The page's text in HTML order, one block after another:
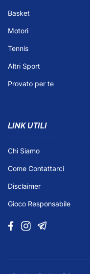
Basket
Motori
Tennis
Altri Sport
Provato per te
LINK UTILI
Chi Siamo
Come Contattarci
Disclaimer
Gioco Responsabile